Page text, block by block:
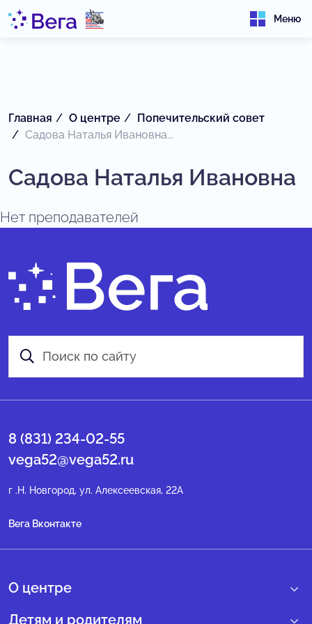
Меню
Главная О центре
Попечительский совет
Садова Наталья Ивановна...
Садова Наталья Ивановна
Нет преподавателей
8 (831) 234-02-55
vega52@vega52.ru
г .Н. Новгород, ул. Алексеевская, 22А
Вега Вконтакте
О центре
О нас
Детям и родителям